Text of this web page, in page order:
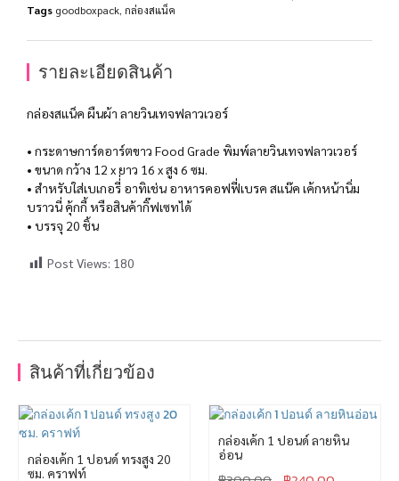
Tags goodboxpack กล่องสแน็ค
รายละเอียดสินค้า
กล่องสแน็ค ผืนผ้า ลายวินเทจฟลาวเวอร์
• กระดาษการ์ดอาร์ตขาว Food Grade พิมพ์ลายวินเทจฟลาวเวอร์
• ขนาด กว้าง 12 x ยาว 16 x สูง 6 ซม.
• สำหรับใส่เบเกอรี่่ อาทิเช่น อาหารคอฟฟี่เบรค สแน๊ค เค้กหน้านิ่ม
บราวนี่ คุ้กกี้ หรือสินค้ากิ๊ฟเซทได้
• บรรจุ 20 ชิ้น
Post Views: 180
สินค้าที่เกี่ยวข้อง
กล่องเค้ก 1 ปอนด์ ทรงสูง 20
ซม. คราฟท์
กล่องเค้ก 1 ปอนด์ ลายหิน
อ่อน